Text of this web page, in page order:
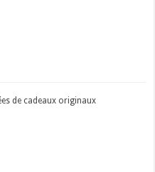
de cadeaux originaux